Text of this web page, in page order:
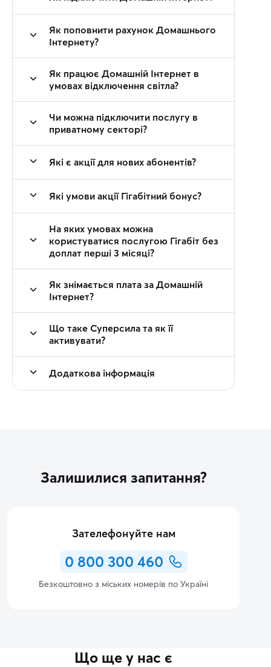
Як поповнити рахунок Домашнього
Інтернету?
Як працює Домашній Інтернет в
умовах відключення світла?
Чи можна підключити послугу в
приватному секторі?
Які є акції для нових абонентів?
Які умови акції Гігабітний бонус?
На яких умовах можна
користуватися послугою Гігабіт без
доплат перші 3 місяці?
Як знімається плата за Домашній
Інтернет?
Що таке Суперсила та як її
активувати?
Додаткова інформація
Залишилися запитання?
Зателефонуйте нам
0 800 300 460
Безкоштовно з міських номерів по Україні
Що ще у нас є